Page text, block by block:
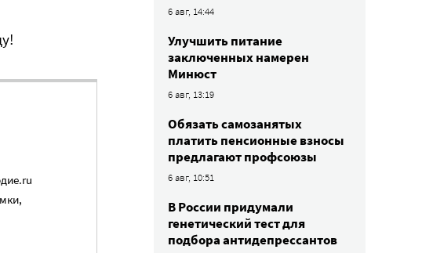
6 авг, 14:44
Улучшить питание
заключенных намерен
Минюст
6 авг, 13:19
Обязать самозанятых
платить пенсионные взносы
предлагают профсоюзы
6 авг, 10:51
В России придумали
генетический тест для
подбора антидепрессантов